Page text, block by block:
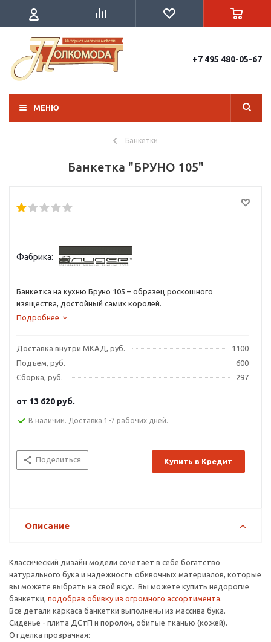
+7 495 480-05-67
МЕНЮ
Банкетки
Банкетка "БРУНО 105"
Фабрика:
Банкетка на кухню Бруно 105 – образец роскошного
изящества, достойный самих королей.
Подробнее
Доставка внутри МКАД, руб.
1100
Подъем, руб.
600
Сборка, руб.
297
от 13 620 руб.
В наличии. Доставка 1-7 рабочих дней.
Поделиться Купить в Кредит
Описание
Классический дизайн модели сочетает в себе богатство
натурального бука и надежность обивочных материалов, которые
вы можете выбрать на свой вкус. Вы можете купить недорогие
банкетки, подобрав обивку из огромного ассортимента.
Все детали каркаса банкетки выполнены из массива бука.
Сиденье - плита ДСтП и поролон, обитые тканью (кожей).
Отделка прозрачная: